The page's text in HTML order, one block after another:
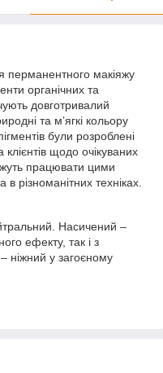
перманентного макіяжу
органічних та
довготривалий
та мʼягкі кольору
були розроблені
щодо очікуваних
працювати цими
різноманітних техніках.
Насичений –
ефекту, так і з
ніжний у загоєному